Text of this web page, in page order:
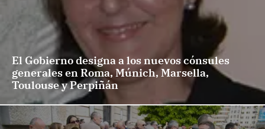
El Gobierno designa a los nuevos cónsules
generales en Roma, Múnich, Marsella,
Toulouse y Perpiñán